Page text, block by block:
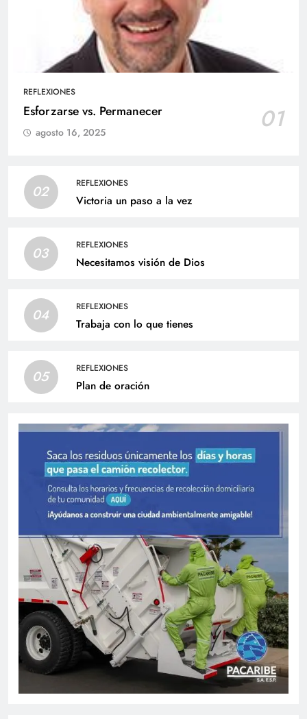
REFLEXIONES
Esforzarse vs. Permanecer 01
agosto 16, 2025
02 REFLEXIONES
Victoria un paso a la vez
03 REFLEXIONES
Necesitamos visión de Dios
04 REFLEXIONES
Trabaja con lo que tienes
05 REFLEXIONES
Plan de oración